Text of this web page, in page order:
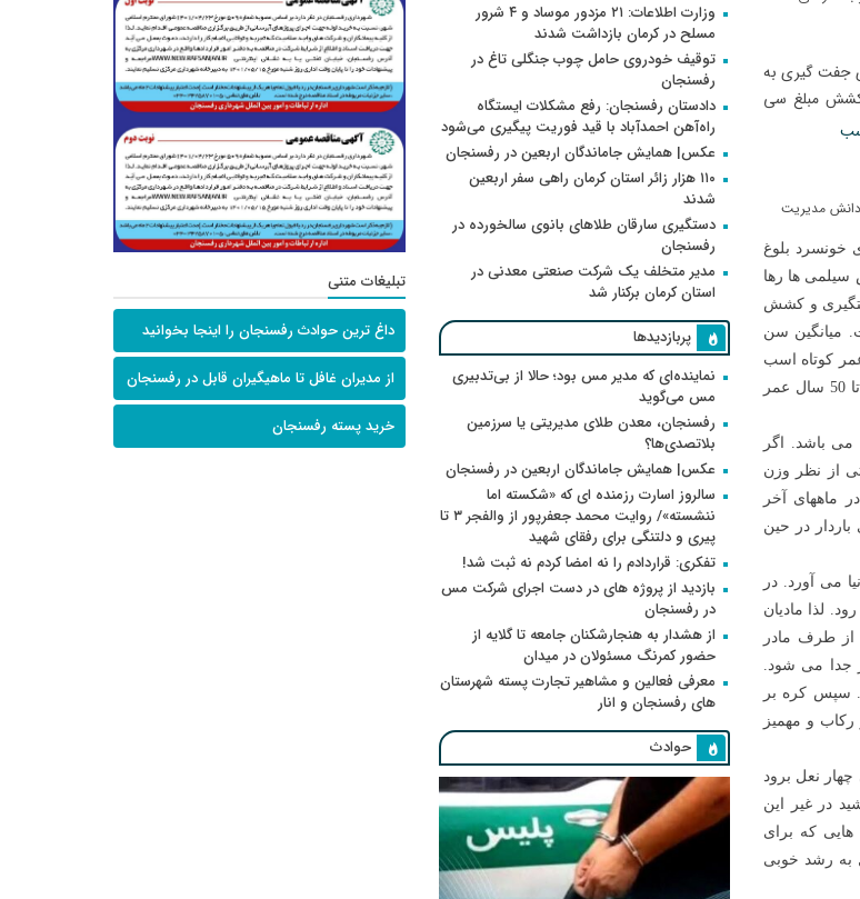
جفت گیری به
کشش مبلغ سی
مدیریت
خونسرد بلوغ
سیلمی ها رها
سیلمی در جفتگیری و کشش
میانگین سن
عمر کوتاه اسب
را به مراتب کوتاه تر می کنند. فقط اسبانی دیده شده اند که بیش از 30 و حتی تا 50 سال عمر
به جفتگیری را “فحلی” می گویند. طول بارداری اسب 11 ماه می باشد. اگر
از نظر وزن
ماههای آخر
در حین
به دنیا می آورد. در
لذا مادیان
از طرف مادر
جدا می شود.
سپس کره بر
و مهمیز
نعل برود
در غیر این
که برای
به رشد خوبی
وزارت اطلاعات: ۲۱ مزدور موساد و ۴ شرور
مسلح در کرمان بازداشت شدند
توقیف خودروی حامل چوب جنگلی تاغ در
رفسنجان
دادستان رفسنجان: رفع مشکلات ایستگاه
راه‌آهن احمدآباد با قید فوریت پیگیری می‌شود
عکس| همایش جاماندگان اربعین در رفسنجان
۱۱۰ هزار زائر استان کرمان راهی سفر اربعین
شدند
دستگیری سارقان طلاهای بانوی سالخورده در
رفسنجان
مدیر متخلف یک شرکت صنعتی معدنی در
استان کرمان برکنار شد
پربازدیدها
نماینده‌ای که مدیر مس بود؛ حالا از بی‌تدبیری
مس می‌گوید
رفسنجان، معدن طلای مدیریتی یا سرزمین
بلاتصدی‌ها؟
عکس| همایش جاماندگان اربعین در رفسنجان
سالروز اسارت رزمنده ای که «شکسته اما
ننشسته»/ روایت محمد جعفرپور از والفجر ۳ تا
پیری و دلتنگی برای رفقای شهید
تفکری: قراردادم را نه امضا کردم نه ثبت شد!
بازدید از پروژه های در دست اجرای شرکت مس
در رفسنجان
از هشدار به هنجارشکنان جامعه تا گلایه از
حضور کمرنگ مسئولان در میدان
معرفی فعالین و مشاهیر تجارت پسته شهرستان
های رفسنجان و انار
حوادث
تبلیغات متنی
داغ ترین حوادث رفسنجان را اینجا بخوانید
از مدیران غافل تا ماهیگیران قابل در رفسنجان
خرید پسته رفسنجان